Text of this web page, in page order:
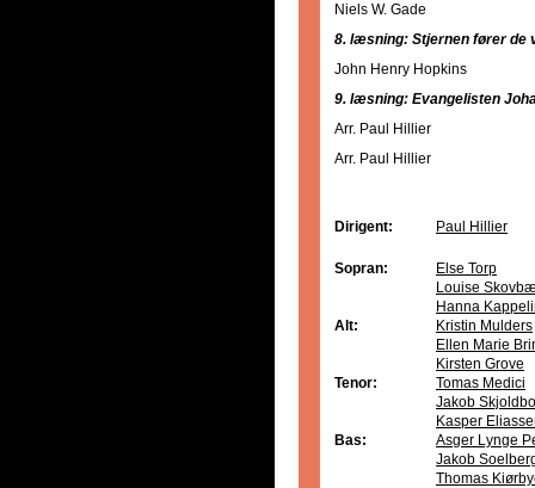
Niels W. Gade
8. læsning: Stjernen fører de
John Henry Hopkins
9. læsning: Evangelisten
Arr. Paul Hillier
Arr. Paul Hillier
Dirigent: Paul Hillier
Sopran:
Else Torp
Louise
Hanna
Alt:
Kristin Mulders
Ellen Marie
Kirsten Grove
Tenor:
Tomas Medici
Jakob
Kasper
Bas:
Asger Lynge
Jakob
Thomas